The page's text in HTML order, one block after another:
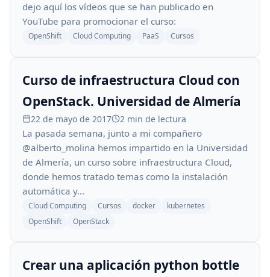
dejo aquí los vídeos que se han publicado en
YouTube para promocionar el curso:
OpenShift Cloud Computing PaaS Cursos
Curso de infraestructura Cloud con
OpenStack. Universidad de Almería
22 de mayo de 2017 2 min de lectura
La pasada semana, junto a mi compañero
@alberto_molina hemos impartido en la Universidad
de Almería, un curso sobre infraestructura Cloud,
donde hemos tratado temas como la instalación
automática y…
Cloud Computing Cursos docker
kubernetes
OpenShift
OpenStack
Crear una aplicación python bottle